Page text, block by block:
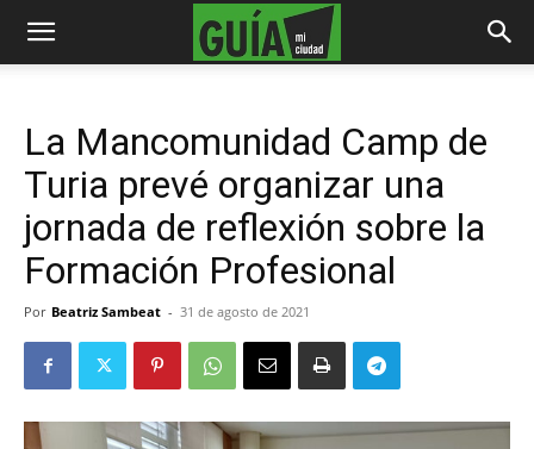
La Mancomunidad Camp de
Turia prevé organizar una
jornada de reflexión sobre la
Formación Profesional
Por Beatriz Sambeat - 31 de agosto de 2021